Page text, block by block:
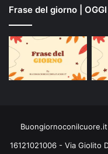
Frase del giorno |
16121021006 - Via Giolito